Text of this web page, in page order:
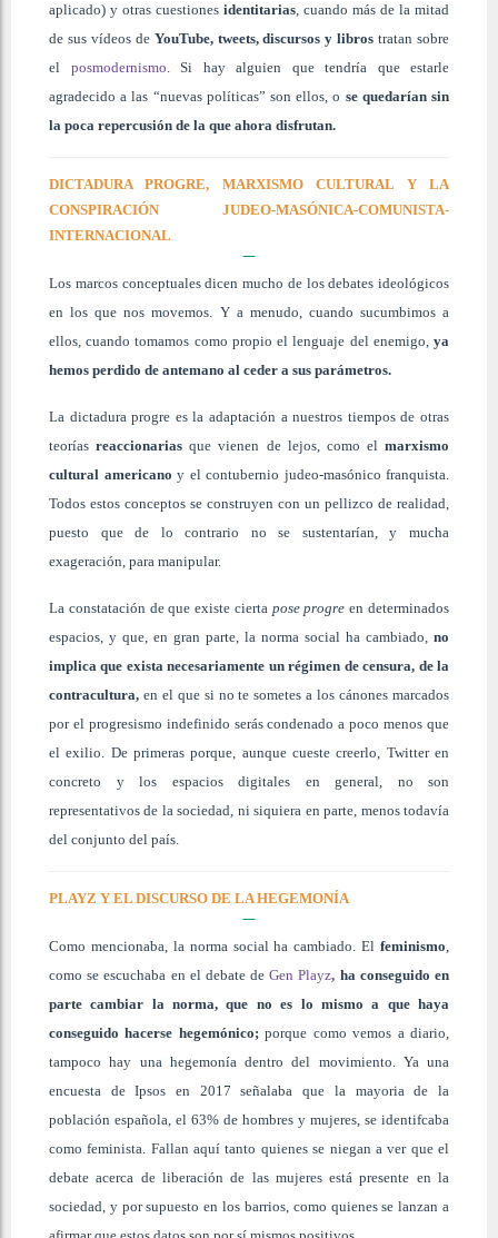
aplicado) y otras cuestiones identitarias, cuando más de la mitad
de sus vídeos de YouTube, tweets, discursos y libros tratan sobre
el posmodernismo. Si hay alguien que tendría que estarle
agradecido a las “nuevas políticas” son ellos, o se quedarían sin
la poca repercusión de la que ahora disfrutan.
DICTADURA PROGRE, MARXISMO CULTURAL Y LA
CONSPIRACIÓN JUDEO-MASÓNICA-COMUNISTA-
INTERNACIONAL
Los marcos conceptuales dicen mucho de los debates ideológicos
en los que nos movemos. Y a menudo, cuando sucumbimos a
ellos, cuando tomamos como propio el lenguaje del enemigo, ya
hemos perdido de antemano al ceder a sus parámetros.
La dictadura progre es la adaptación a nuestros tiempos de otras
teoríasreaccionariasque vienen de lejos, como el marxismo
cultural americano y el contubernio judeo-masónico franquista.
Todos estos conceptos se construyen con un pellizco de realidad,
puesto que de lo contrario no se sustentarían, y mucha
exageración, para manipular.
La constatación de que existe cierta pose progre en determinados
espacios, y que, en gran parte, la norma social ha cambiado, no
implica que exista necesariamente un régimen de censura, de la
contracultura, en el que si no te sometes a los cánones marcados
por el progresismo indefinido serás condenado a poco menos que
el exilio. De primeras porque, aunque cueste creerlo, Twitter en
concreto y los espacios digitales en general, no son
representativos de la sociedad, ni siquiera en parte, menos todavía
del conjunto del país.
PLAYZ Y EL DISCURSO DE LA HEGEMONÍA
Como mencionaba, la norma social ha cambiado. El feminismo,
como se escuchaba en el debate deGen Playz, ha conseguido en
parte cambiar la norma, que no es lo mismo a que haya
conseguido hacerse hegemónico;porque como vemos a diario,
tampoco hay una hegemonía dentro del movimiento. Ya una
encuesta de Ipsos en 2017 señalaba que la mayoria de la
población española, el 63% de hombres y mujeres, se identifcaba
como feminista. Fallan aquí tanto quienes se niegan a ver que el
debate acerca de liberación de las mujeres está presente en la
sociedad, y por supuesto en los barrios, como quienes se lanzan a